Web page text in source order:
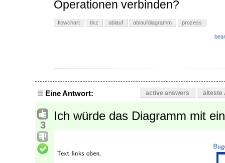
Operationen verbinden?
flowchart tikz ablauf ablaufdiagramm prozess
Eine Antwort: active answers älteste
3
Ich würde das Diagramm mit